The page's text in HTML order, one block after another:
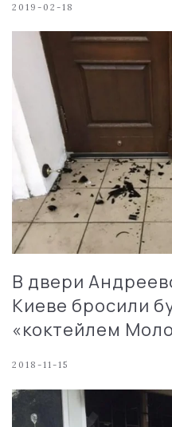
2019-02-18
В двери
Киеве бросили
«коктейлем
2018-11-15